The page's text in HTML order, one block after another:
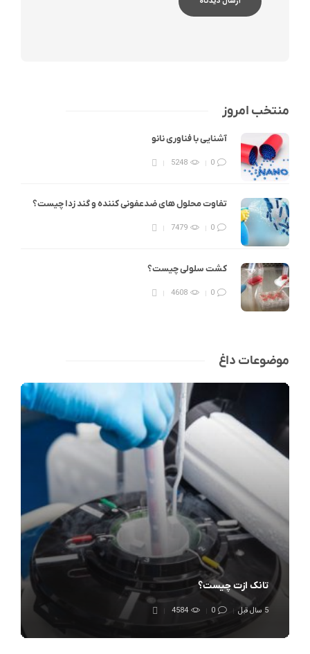
منتخب امروز
آشنایی با فناوری نانو
0
5248
تفاوت محلول های ضدعفونی کننده و گند زدا چیست؟
0
7479
کشت سلولی چیست؟
0
4608
موضوعات داغ
تانک ازت چیست؟
5 سال قبل 0
4584